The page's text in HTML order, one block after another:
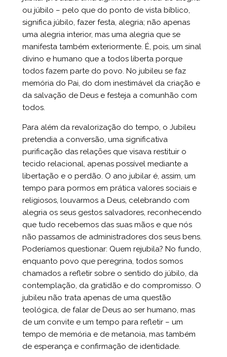
ou júbilo – pelo que do ponto de vista bíblico,
significa júbilo, fazer festa, alegria; não apenas
uma alegria interior, mas uma alegria que se
manifesta também exteriormente. É, pois, um sinal
divino e humano que a todos liberta porque
todos fazem parte do povo. No jubileu se faz
memória do Pai, do dom inestimável da criação e
da salvação de Deus e festeja a comunhão com
todos.
Para além da revalorização do tempo, o Jubileu
pretendia a conversão, uma significativa
purificação das relações que visava restituir o
tecido relacional, apenas possível mediante a
libertação e o perdão. O ano jubilar é, assim, um
tempo para pormos em prática valores sociais e
religiosos, louvarmos a Deus, celebrando com
alegria os seus gestos salvadores, reconhecendo
que tudo recebemos das suas mãos e que nós
não passamos de administradores dos seus bens.
Poderíamos questionar: Quem rejubila? No fundo,
enquanto povo que peregrina, todos somos
chamados a refletir sobre o sentido do júbilo, da
contemplação, da gratidão e do compromisso. O
jubileu não trata apenas de uma questão
teológica, de falar de Deus ao ser humano, mas
de um convite e um tempo para refletir – um
tempo de memória e de metanoia, mas também
de esperança e confirmação de identidade.